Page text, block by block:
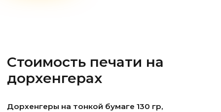
Стоимость печати на
дорхенгерах
Дорхенгеры на тонкой бумаге 130 гр,